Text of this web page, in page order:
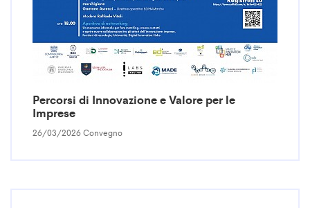
Percorsi di Innovazione e Valore per le
Imprese
26/03/2026 Convegno